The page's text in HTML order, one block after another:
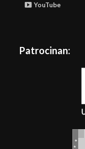
YouTube
Patrocinan: